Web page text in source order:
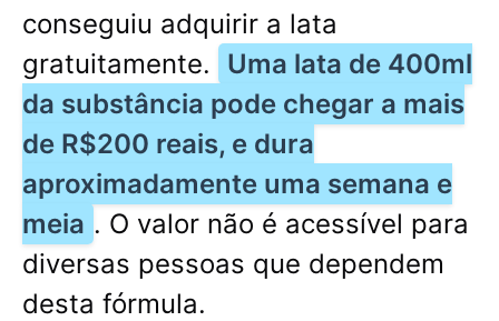
conseguiu adquirir a lata
gratuitamente.
Uma lata de 400ml
da substância pode chegar a mais
de R$200 reais, e dura
aproximadamente uma semana e
meia . O valor não é acessível para
diversas pessoas que dependem
desta fórmula.